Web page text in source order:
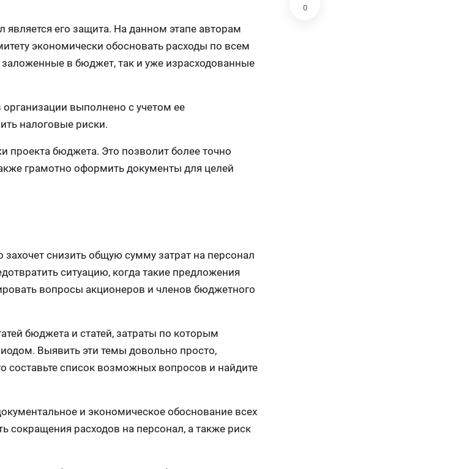
его защита. На данном этапе авторам
экономически обосновать расходы по всем
в бюджет, так и уже израсходованные
выполнено с учетом ее
налоговые риски.
проекта бюджета. Это позволит более точно
грамотно оформить документы для целей
снизить общую сумму затрат на персонал
ситуацию, когда такие предложения
вопросы акционеров и членов бюджетного
бюджета и статей, затраты по которым
Выявить эти темы довольно просто,
составьте список возможных вопросов и найдите
и экономическое обоснование всех
сокращения расходов на персонал, а также риск
0